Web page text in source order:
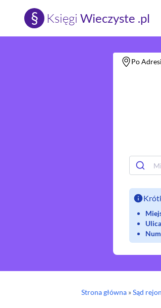
§ Księgi Wieczyste .pl
Po
Ulica
Strona główna »Sąd